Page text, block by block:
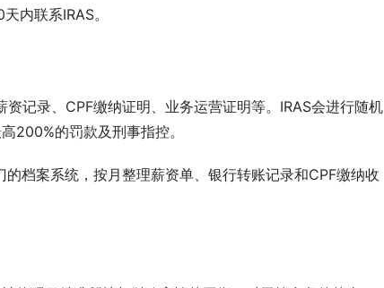
内联系IRAS。
记录、CPF缴纳证明、业务运营证明等。IRAS会进行随机
200%的罚款及刑事指控。
档案系统，按月整理薪资单、银行转账记录和CPF缴纳收